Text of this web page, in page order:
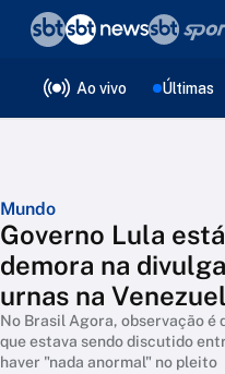
Ao vivo Últimas
Mundo
Governo Lula
demora na
urnas na
No Brasil Agora, observação é
que estava sendo discutido
haver "nada anormal" no pleito
❮voltar
Editorias